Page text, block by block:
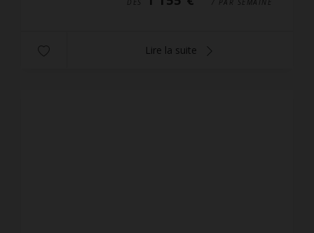
Lire la suite